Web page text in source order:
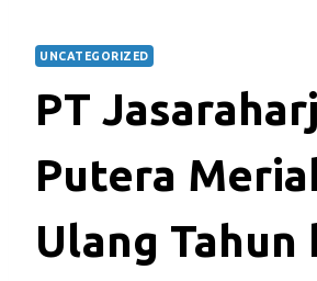
UNCATEGORIZED
PT
Putera
Ulang Tahun